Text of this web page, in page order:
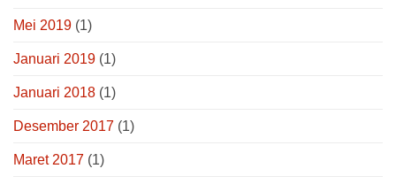
Mei 2019 (1)
Januari 2019 (1)
Januari 2018 (1)
Desember 2017 (1)
Maret 2017 (1)